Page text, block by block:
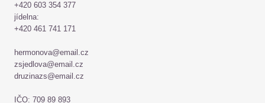
+420 603 354 377
jídelna:
+420 461 741 171
hermonova@email.cz
zsjedlova@email.cz
druzinazs@email.cz
IČO: 709 89 893